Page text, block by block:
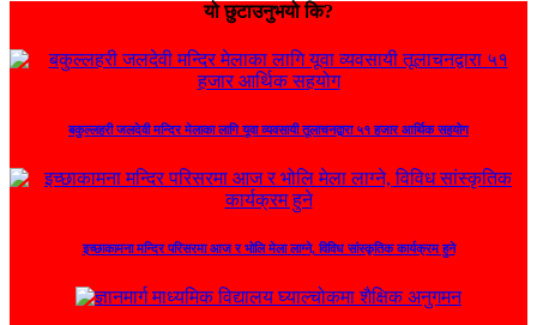
यो छुटाउनुभयो कि?
बकुल्लहरी जलदेवी मन्दिर मेलाका लागि यूवा व्यवसायी तूलाचनद्वारा ५१ हजार आर्थिक सहयोग
इच्छाकामना मन्दिर परिसरमा आज र भोलि मेला लाग्ने, विविध सांस्कृतिक कार्यक्रम हुने